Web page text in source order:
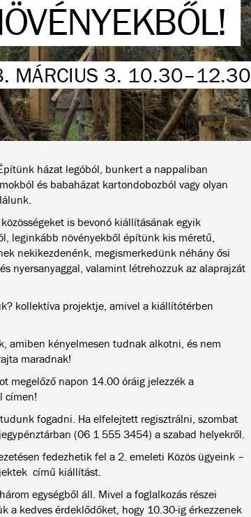
MÁRCIUS 3. 10.30–12.30
házat legóból, bunkert a nappaliban
és babaházat kartondobozból vagy olyan
is bevonó kiállításának egyik
leginkább növényekből építünk kis méretű,
nekikezdenénk, megismerkedünk néhány ősi
nyersanyaggal, valamint létrehozzuk az alaprajzát
kollektíva projektje, amivel a kiállítótérben
amiben kényelmesen tudnak alkotni, és nem
maradnak!
megelőző napon 14.00 óráig jelezzék a
címen!
fogadni. Ha elfelejtett regisztrálni, szombat
(06 1 555 3454) a szabad helyekről.
fedezhetik fel a 2. emeleti Közös ügyeink –
című kiállítást.
egységből áll. Mivel a foglalkozás részei
a kedves érdeklődőket, hogy 10.30-ig érkezzenek